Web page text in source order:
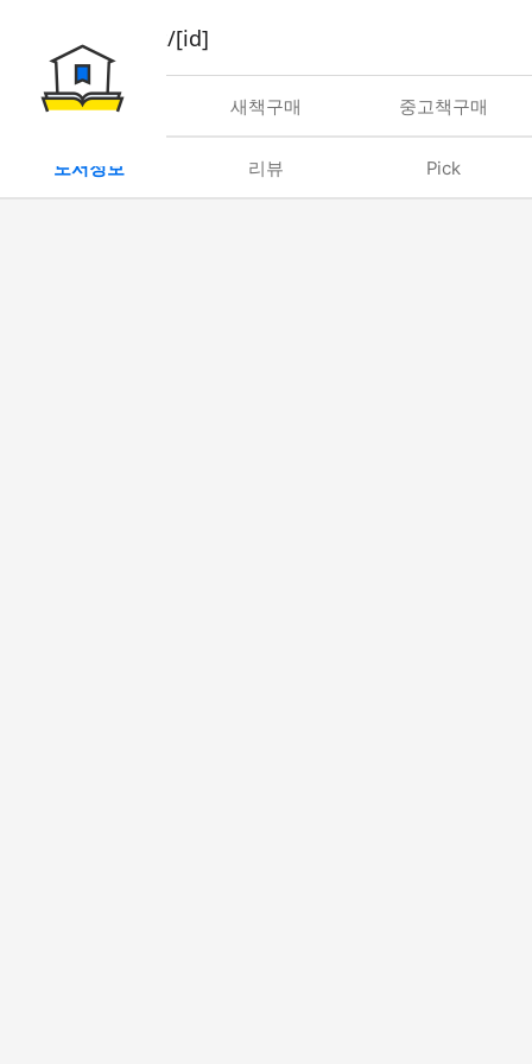
book/rent/[id]
대여 새책구매 중고책구매
도서정보 리뷰 Pick